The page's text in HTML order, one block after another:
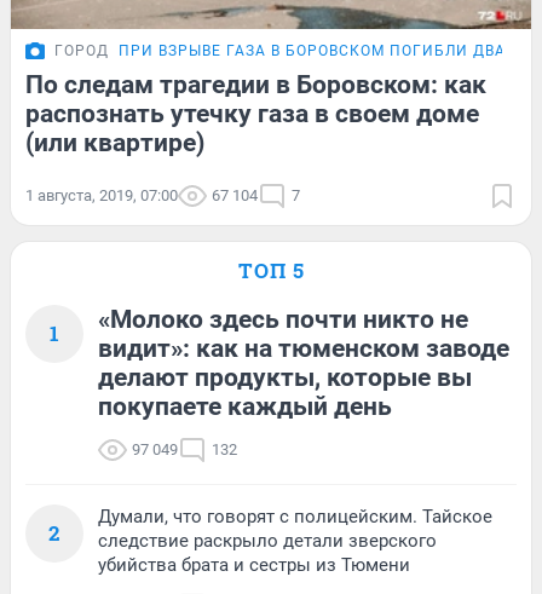
ГОРОД ПРИ ВЗРЫВЕ ГАЗА В БОРОВСКОМ ПОГИБЛИ ДВА
По следам трагедии в Боровском: как
распознать утечку газа в своем доме
(или квартире)
1 августа, 2019, 07:00 67 104 7
ТОП 5
1
«Молоко здесь почти никто не
видит»: как на тюменском заводе
делают продукты, которые вы
покупаете каждый день
97 049 132
2
Думали, что говорят с полицейским. Тайское
следствие раскрыло детали зверского
убийства брата и сестры из Тюмени